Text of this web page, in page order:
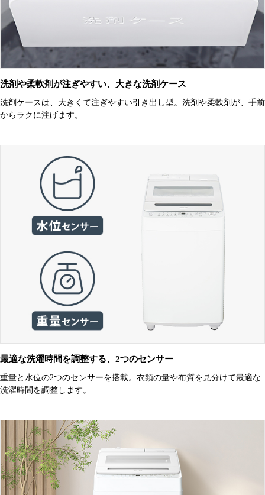
洗剤や柔軟剤が注ぎやすい、大きな洗剤ケース
洗剤ケースは、大きくて注ぎやすい引き出し型。洗剤や柔軟剤が、手前
からラクに注げます。
最適な洗濯時間を調整する、2つのセンサー
重量と水位の2つのセンサーを搭載。衣類の量や布質を見分けて最適な
洗濯時間を調整します。